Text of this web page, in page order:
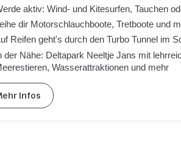
aktiv: Wind- und Kitesurfen, Tauchen
dir Motorschlauchboote, Tretboote und
Reifen geht's durch den Turbo Tunnel im
der Nähe: Deltapark Neeltje Jans mit
Wasserattraktionen und mehr
Infos